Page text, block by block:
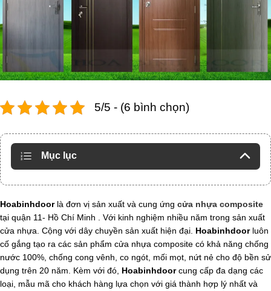
5/5 - (6 bình chọn)
Mục lục
Hoabinhdoor là đơn vị sản xuất và cung ứng cửa nhựa composite
tại quận 11- Hồ Chí Minh . Với kinh nghiệm nhiều năm trong sản xuất
cửa nhựa. Cộng với dây chuyền sản xuất hiện đại. Hoabinhdoorluôn
cố gắng tạo ra các sản phẩm cửa nhựa composite có khả năng chống
nước 100%, chống cong vênh, co ngót, mối mọt, nứt nẻ cho độ bền sử
dụng trên 20 năm. Kèm với đó, Hoabinhdoorcung cấp đa dạng các
loại, mẫu mã cho khách hàng lựa chọn với giá thành hợp lý nhất và